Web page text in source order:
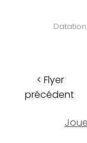
< Flyer
précédent